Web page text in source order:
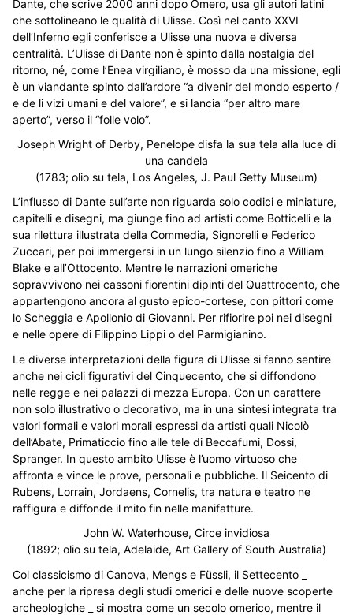
Dante, che scrive 2000 anni dopo Omero, usa gli autori latini
che sottolineano le qualità di Ulisse. Così nel canto XXVI
dell’Inferno egli conferisce a Ulisse una nuova e diversa
centralità. L’Ulisse di Dante non è spinto dalla nostalgia del
ritorno, né, come l’Enea virgiliano, è mosso da una missione, egli
è un viandante spinto dall’ardore “a divenir del mondo esperto /
e de li vizi umani e del valore”, e si lancia “per altro mare
aperto”, verso il “folle volo”.
Joseph Wright of Derby, Penelope disfa la sua tela alla luce di
una candela
(1783; olio su tela, Los Angeles, J. Paul Getty Museum)
L’influsso di Dante sull’arte non riguarda solo codici e miniature,
capitelli e disegni, ma giunge fino ad artisti come Botticelli e la
sua rilettura illustrata della Commedia, Signorelli e Federico
Zuccari, per poi immergersi in un lungo silenzio fino a William
Blake e all’Ottocento. Mentre le narrazioni omeriche
sopravvivono nei cassoni fiorentini dipinti del Quattrocento, che
appartengono ancora al gusto epico-cortese, con pittori come
lo Scheggia e Apollonio di Giovanni. Per rifiorire poi nei disegni
e nelle opere di Filippino Lippi o del Parmigianino.
Le diverse interpretazioni della figura di Ulisse si fanno sentire
anche nei cicli figurativi del Cinquecento, che si diffondono
nelle regge e nei palazzi di mezza Europa. Con un carattere
non solo illustrativo o decorativo, ma in una sintesi integrata tra
valori formali e valori morali espressi da artisti quali Nicolò
dell’Abate, Primaticcio fino alle tele di Beccafumi, Dossi,
Spranger. In questo ambito Ulisse è l’uomo virtuoso che
affronta e vince le prove, personali e pubbliche. Il Seicento di
Rubens, Lorrain, Jordaens, Cornelis, tra natura e teatro ne
raffigura e diffonde il mito fin nelle manifatture.
John W. Waterhouse, Circe invidiosa
(1892; olio su tela, Adelaide, Art Gallery of South Australia)
Col classicismo di Canova, Mengs e Füssli, il Settecento _
anche per la ripresa degli studi omerici e delle nuove scoperte
archeologiche _ si mostra come un secolo omerico, mentre il